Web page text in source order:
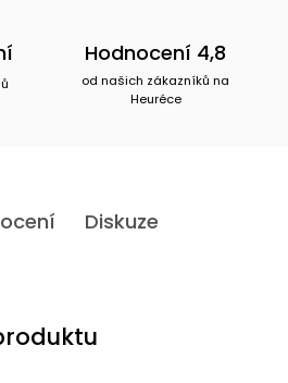
Hodnocení 4,8
od našich zákazníků na
Heuréce
Diskuze